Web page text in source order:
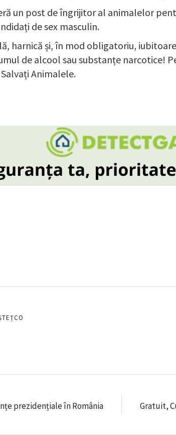
un post de îngrijitor al animalelor
de sex masculin.
harnică și, în mod obligatoriu,
de alcool sau substanțe narcotice!
Animalele.
prezidențiale în România Gratuit,